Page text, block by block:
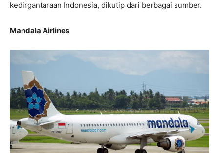
kedirgantaraan Indonesia, dikutip dari berbagai sumber.
Mandala Airlines